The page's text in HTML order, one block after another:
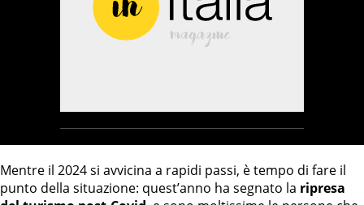
Mentre il 2024 si avvicina a rapidi passi, è tempo di fare il
punto della situazione: quest’anno ha segnato la ripresa